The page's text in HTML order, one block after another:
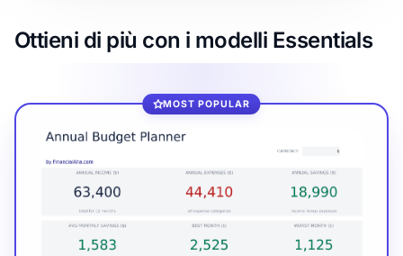
Ottieni di più con i modelli Essentials
MOST POPULAR